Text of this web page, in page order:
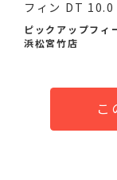
フィン DT 10.0
ン ...
ピックアップフィ
浜松宮竹店
こ